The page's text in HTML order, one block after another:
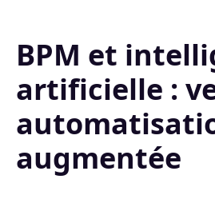
BPM et
artificielle :
augmentée